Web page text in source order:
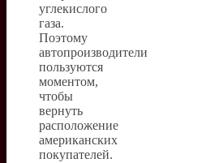
углекислого
газа.
Поэтому
автопроизводители
пользуются
моментом,
чтобы
вернуть
расположение
американских
покупателей.